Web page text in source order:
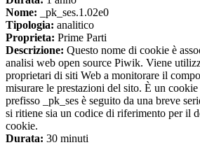
Nome: _pk_ses.1.02e0
Tipologia: analitico
Proprieta: Prime Parti
Descrizione: Questo nome di cookie è
analisi web open source Piwik. Viene
proprietari di siti Web a monitorare il
misurare le prestazioni del sito. È un
prefisso _pk_ses è seguito da una breve
si ritiene sia un codice di riferimento per il
cookie.
Durata: 30 minuti